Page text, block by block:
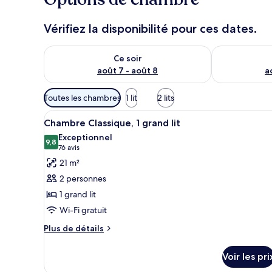
x
é
g
e
Vérifiez la disponibilité pour ces dates.
Ce soir
août 7 - août 8
Vérifier la disponibilité pour ce soir août 7 - août 8
Vérifier la
Filtres
disponibles
pour
les
chambres
Toutes les chambres 1 lit 2 lits
Afficher
toutes
les
photos
pour
ce
type
de
chambre :
Une chambre à coucher bien
9
Chambre Classique, 1 grand lit
9,89,8 sur 10
Exceptionnel
76 avis
(76 avis)
21 m²
2 personnes
1 grand lit
Wi-Fi gratuit
Plus de détails
Plus
Voir les